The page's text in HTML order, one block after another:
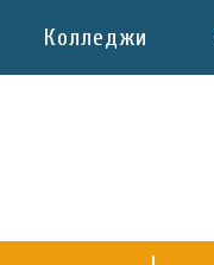
Колледжи